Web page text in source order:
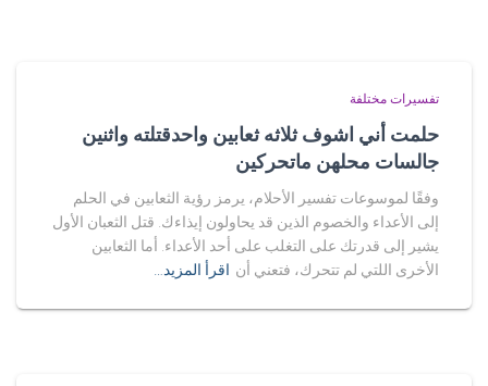
تفسيرات مختلفة
حلمت أني اشوف ثلاثه ثعابين واحدقتلته واثنين
جالسات محلهن ماتحركين
وفقًا لموسوعات تفسير الأحلام، يرمز رؤية الثعابين في الحلم
إلى الأعداء والخصوم الذين قد يحاولون إيذاءك. قتل الثعبان الأول
يشير إلى قدرتك على التغلب على أحد الأعداء. أما الثعابين
الأخرى اللتي لم تتحرك، فتعني أن اقرأ المزيد…